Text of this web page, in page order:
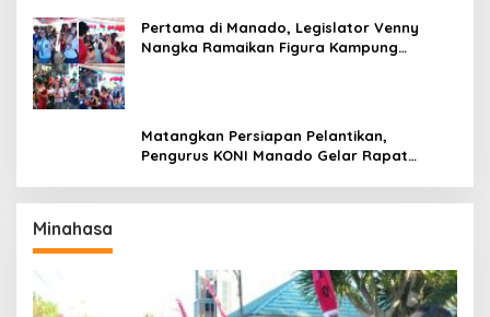
Pertama di Manado, Legislator Venny
Nangka Ramaikan Figura Kampung
Matangkan Persiapan Pelantikan,
Pengurus KONI Manado Gelar Rapat
Minahasa